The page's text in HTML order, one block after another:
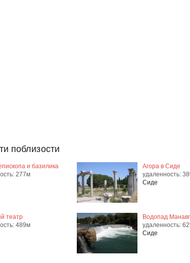
поблизости
и базилика
277м
Агора в Сиде
удаленность:
Сиде
театр
489м
Водопад
удаленность:
Сиде